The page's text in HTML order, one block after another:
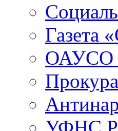
Газета
ОАУСО